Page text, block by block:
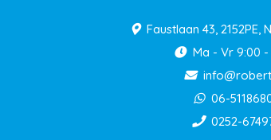
Faustlaan 43, 2152PE,
Ma - Vr 9:00 -
06-
0252-